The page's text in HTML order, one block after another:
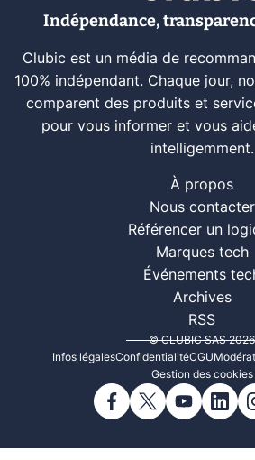
Indépendance,
Clubic est un média de
100% indépendant. Chaque jour,
comparent des produits et
pour vous informer et vous
intelligemment.
À propos
Nous contacter
Référencer un
Marques tech
Événements
Archives
RSS
© CLUBIC SAS 2026
Infos légalesConfidentialitéCGU
Gestion des cookies